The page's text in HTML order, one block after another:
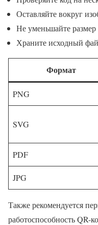
Оставляйте вокруг
Не уменьшайте
Храните исходный
Формат
PNG
SVG
PDF
JPG
Также рекомендуется
работоспособность QR-